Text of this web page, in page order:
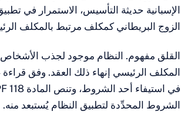
الزوج البريطاني كمكلف مرتبط بالمكلف
القلق مفهوم. النظام موجود لجذب الأشخاص
المكلف الرئيسي إنهاء ذلك العقد. وفق قراءة
الشروط المحدِّدة لتطبيق النظام يُستبعد منه.